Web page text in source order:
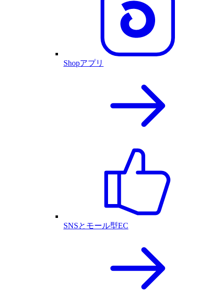
Shopアプリ
SNSとモール型EC